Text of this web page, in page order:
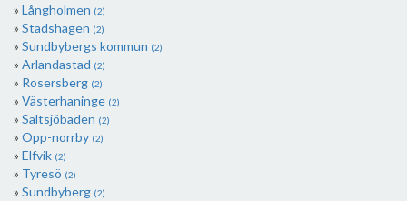
Långholmen (2)
Stadshagen (2)
Sundbybergs kommun (2)
Arlandastad (2)
Rosersberg (2)
Västerhaninge (2)
Saltsjöbaden (2)
Opp-norrby (2)
Elfvik (2)
Tyresö (2)
Sundbyberg (2)